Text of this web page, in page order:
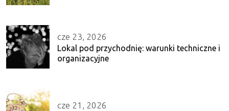
cze 23, 2026
Lokal pod przychodnię: warunki techniczne i
organizacyjne
cze 21, 2026